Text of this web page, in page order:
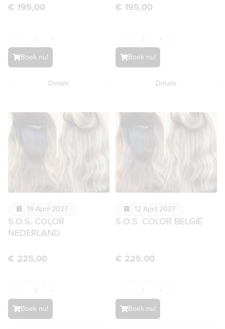
€ 195,00
-
Boek nu!
Details
€ 195,00
-
Boek nu!
Details
19 April 2027
S.O.S. COLOR
NEDERLAND
€ 225,00
-
Boek nu!
12 April 2027
S.O.S. COLOR BELGIË
€ 225,00
-
Boek nu!